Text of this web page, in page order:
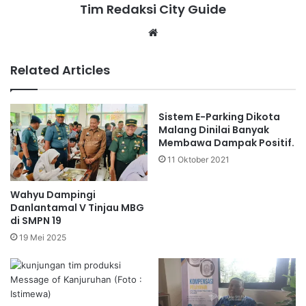
Tim Redaksi City Guide
Related Articles
Wahyu Dampingi
Danlantamal V Tinjau MBG
di SMPN 19
19 Mei 2025
Sistem E-Parking Dikota
Malang Dinilai Banyak
Membawa Dampak Positif.
11 Oktober 2021